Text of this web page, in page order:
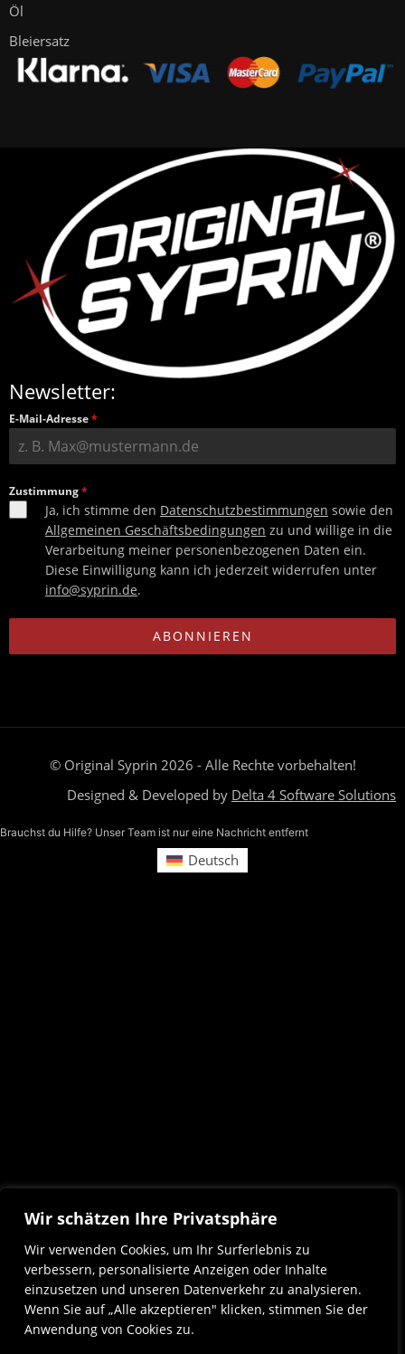
Wir schätzen Ihre Privatsphäre
Wir verwenden Cookies, um Ihr Surferlebnis zu
verbessern, personalisierte Anzeigen oder Inhalte
einzusetzen und unseren Datenverkehr zu analysieren.
Wenn Sie auf „Alle akzeptieren" klicken, stimmen Sie der
Anwendung von Cookies zu.
Öl
Bleiersatz
Newsletter:
E-Mail-Adresse*
Zustimmung*
Ja, ich stimme den Datenschutzbestimmungen sowie den
Allgemeinen Geschäftsbedingungen zu und willige in die
Verarbeitung meiner personenbezogenen Daten ein.
Diese Einwilligung kann ich jederzeit widerrufen unter
info@syprin.de.
ABONNIEREN
© Original Syprin 2026 - Alle Rechte vorbehalten!
Designed & Developed by Delta 4 Software Solutions
Brauchst du Hilfe? Unser Team ist nur eine Nachricht entfernt
Deutsch